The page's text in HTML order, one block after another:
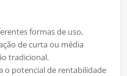
formas de uso,
de curta ou média
tradicional.
o potencial de rentabilidade